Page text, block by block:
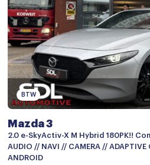
Metaalkleur
Mistlampen
Mistlampen voor
Parkeersensor achter
Parkeersensoren
parkeersensoren achter
Audio installatie
Aux en USB Aansluiting
BTW
Mazda 3
2.0 e-SkyActiv-X M Hybrid 180PK!!
AUDIO // NAVI // CAMERA // ADAPTIVE
ANDROID